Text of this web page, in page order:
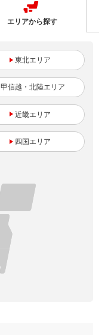
エリアから探す
東北
甲信越・北陸
近畿
四国